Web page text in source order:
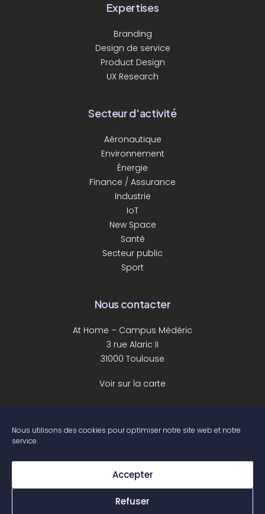
Nous utilisons des cookies pour optimiser notre site web et notre
service.
Accepter
Refuser
Expertises
Branding
Design de service
Product Design
UX Research
Secteur d'activité
Aéronautique
Environnement
Énergie
Finance / Assurance
Industrie
IoT
New Space
Santé
Secteur public
Sport
Nous contacter
At Home – Campus Médéric
3 rue Alaric II
31000 Toulouse
Voir sur la carte
Mentions légales
Politique de cookies